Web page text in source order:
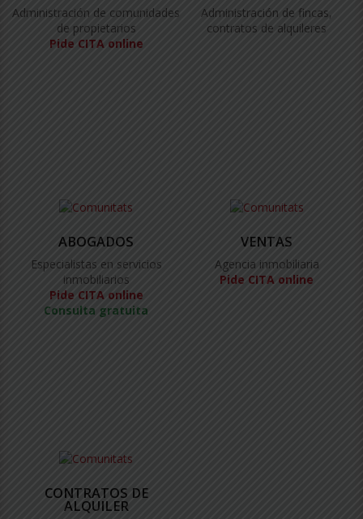
Administración de comunidades
de propietarios
Pide CITA online
Administración de fincas,
contratos de alquileres
ABOGADOS
Especialistas en servicios
inmobiliarios
Pide CITA online
Consulta gratuita
VENTAS
Agencia inmobiliaria
Pide CITA online
CONTRATOS DE
ALQUILER